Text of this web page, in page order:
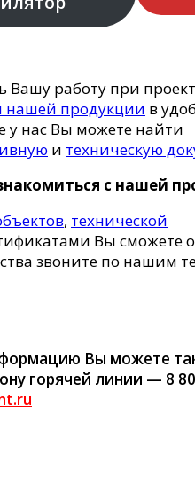
работу при
нашей продукции в
у нас Вы можете найти
и техническую
с нашей
, технической
Вы сможете
звоните по нашим
Вы можете
горячей линии — 8